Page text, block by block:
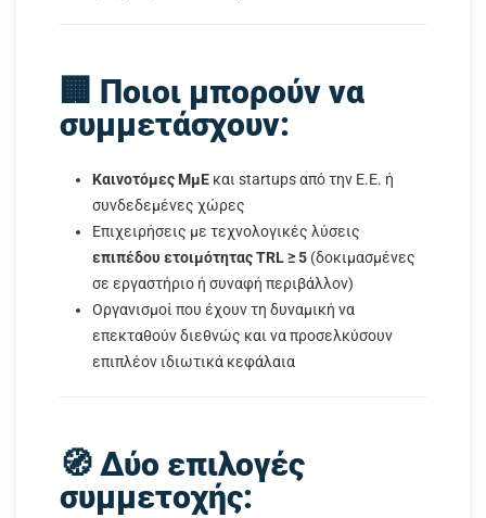
🏢 Ποιοι μπορούν να
συμμετάσχουν:
Καινοτόμες ΜμΕ και startups από την Ε.Ε. ή
συνδεδεμένες χώρες
Επιχειρήσεις με τεχνολογικές λύσεις
επιπέδου ετοιμότητας TRL ≥ 5 (δοκιμασμένες
σε εργαστήριο ή συναφή περιβάλλον)
Οργανισμοί που έχουν τη δυναμική να
επεκταθούν διεθνώς και να προσελκύσουν
επιπλέον ιδιωτικά κεφάλαια
🧭 Δύο επιλογές
συμμετοχής: